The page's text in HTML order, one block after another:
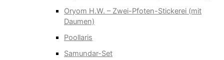
Oryom H.W. – Zwei-Pfoten-Stickerei (mit
Daumen)
Poollaris
Samundar-Set